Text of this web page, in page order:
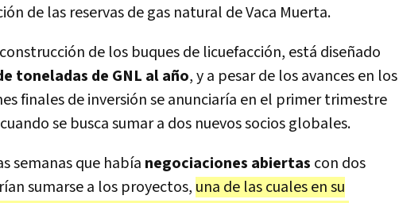
de las reservas de gas natural de Vaca Muerta.
de los buques de licuefacción, está diseñado
toneladas de GNL al año, y a pesar de los avances en los
finales de inversión se anunciaría en el primer trimestre
se busca sumar a dos nuevos socios globales.
semanas que había negociaciones abiertas con dos
sumarse a los proyectos, una de las cuales en su